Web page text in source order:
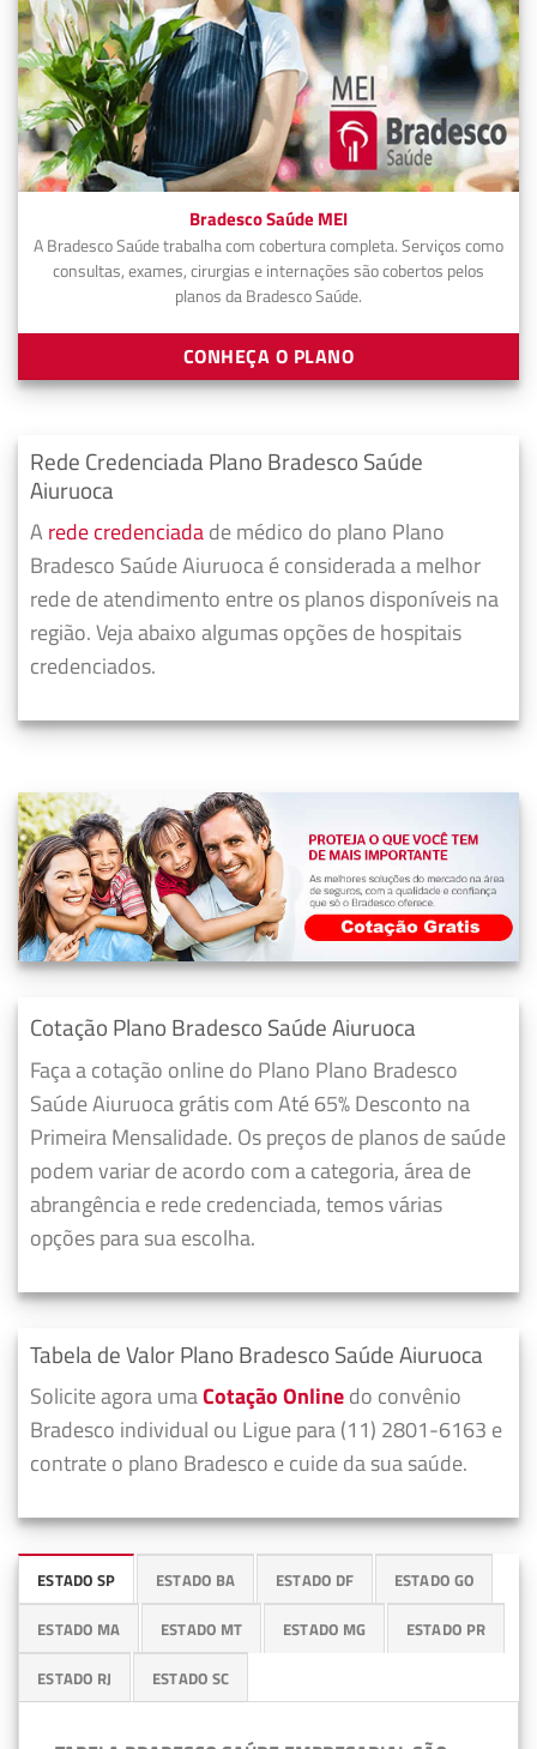
Bradesco Saúde MEI
A Bradesco Saúde trabalha com cobertura completa. Serviços como
consultas, exames, cirurgias e internações são cobertos pelos
planos da Bradesco Saúde.
CONHEÇA O PLANO
Rede Credenciada Plano Bradesco Saúde
Aiuruoca
A rede credenciadade médico do plano Plano
Bradesco Saúde Aiuruoca é considerada a melhor
rede de atendimento entre os planos disponíveis na
região. Veja abaixo algumas opções de hospitais
credenciados.
Cotação Plano Bradesco Saúde Aiuruoca
Faça a cotação online do Plano Plano Bradesco
Saúde Aiuruoca grátis com Até 65% Desconto na
Primeira Mensalidade. Os preços de planos de saúde
podem variar de acordo com a categoria, área de
abrangência e rede credenciada, temos várias
opções para sua escolha.
Tabela de Valor Plano Bradesco Saúde Aiuruoca
Solicite agora umaCotação Onlinedo convênio
Bradesco individual ou Ligue para (11) 2801-6163 e
contrate o plano Bradesco e cuide da sua saúde.
ESTADO SP ESTADO BA ESTADO DF ESTADO GO
ESTADO MA ESTADO MT ESTADO MG ESTADO PR
ESTADO RJ ESTADO SC